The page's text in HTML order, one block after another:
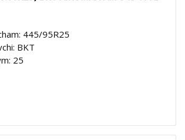
445/95R25
BKT
25